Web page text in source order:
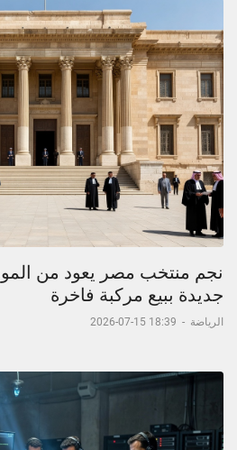
نجم منتخب مصر يعود من
جديدة ببيع مركبة فاخرة
الرياضة -
18:39 15-07-2026